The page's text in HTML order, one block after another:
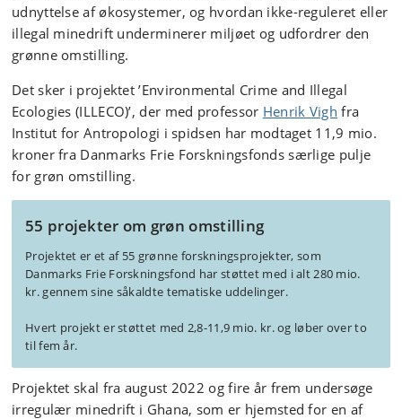
udnyttelse af økosystemer, og hvordan ikke-reguleret eller
illegal minedrift underminerer miljøet og udfordrer den
grønne omstilling.
Det sker i projektet ’Environmental Crime and Illegal
Ecologies (ILLECO)’, der med professor Henrik Vigh fra
Institut for Antropologi i spidsen har modtaget 11,9 mio.
kroner fra Danmarks Frie Forskningsfonds særlige pulje
for grøn omstilling.
55 projekter om grøn omstilling
Projektet er et af 55 grønne forskningsprojekter, som
Danmarks Frie Forskningsfond har støttet med i alt 280 mio.
kr. gennem sine såkaldte tematiske uddelinger.
Hvert projekt er støttet med 2,8-11,9 mio. kr. og løber over to
til fem år.
Projektet skal fra august 2022 og fire år frem undersøge
irregulær minedrift i Ghana, som er hjemsted for en af